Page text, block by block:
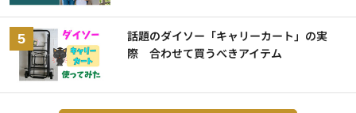
話題のダイソー「キャリーカート」の実
際 合わせて買うべきアイテム